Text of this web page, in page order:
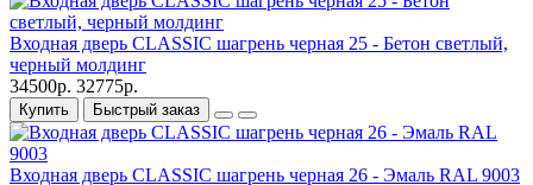
Входная дверь CLASSIC шагрень черная 25 - Бетон светлый,
черный молдинг
34500р. 32775р.
Купить Быстрый заказ
Входная дверь CLASSIC шагрень черная 26 - Эмаль RAL 9003